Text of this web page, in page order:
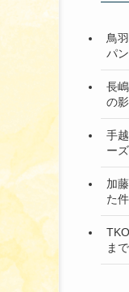
鳥
パ
長
の
手
ー
加
た
ま